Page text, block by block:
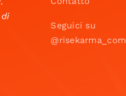
Seguici su
@risekarma_com